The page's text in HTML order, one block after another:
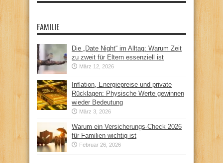
FAMILIE
Die „Date Night“ im Alltag: Warum Zeit
zu zweit für Eltern essenziell ist
März 12, 2026
Inflation, Energiepreise und private
Rücklagen: Physische Werte gewinnen
wieder Bedeutung
März 3, 2026
Warum ein Versicherungs-Check 2026
für Familien wichtig ist
Februar 26, 2026